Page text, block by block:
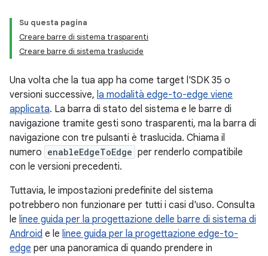
Su questa pagina
Creare barre di sistema trasparenti
Creare barre di sistema traslucide
Una volta che la tua app ha come target l'SDK 35 o
versioni successive, la modalità edge-to-edge viene
applicata. La barra di stato del sistema e le barre di
navigazione tramite gesti sono trasparenti, ma la barra di
navigazione con tre pulsanti è traslucida. Chiama il
numero enableEdgeToEdge per renderlo compatibile
con le versioni precedenti.
Tuttavia, le impostazioni predefinite del sistema
potrebbero non funzionare per tutti i casi d'uso. Consulta
le linee guida per la progettazione delle barre di sistema di
Android e le linee guida per la progettazione edge-to-
edge per una panoramica di quando prendere in